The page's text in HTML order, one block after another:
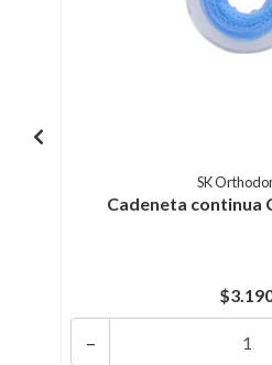
SK
Cadeneta continua
-